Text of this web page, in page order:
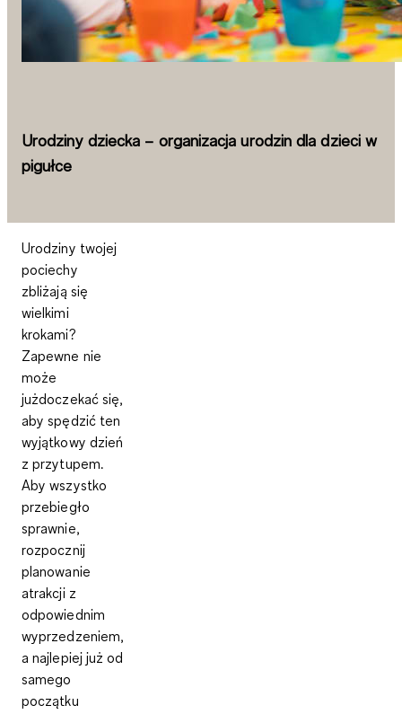
Urodziny dziecka – organizacja urodzin dla dzieci w
pigułce
Urodziny twojej
pociechy
zbliżają się
wielkimi
krokami?
Zapewne nie
może
jużdoczekać się,
aby spędzić ten
wyjątkowy dzień
z przytupem.
Aby wszystko
przebiegło
sprawnie,
rozpocznij
planowanie
atrakcji z
odpowiednim
wyprzedzeniem,
a najlepiej już od
samego
początku